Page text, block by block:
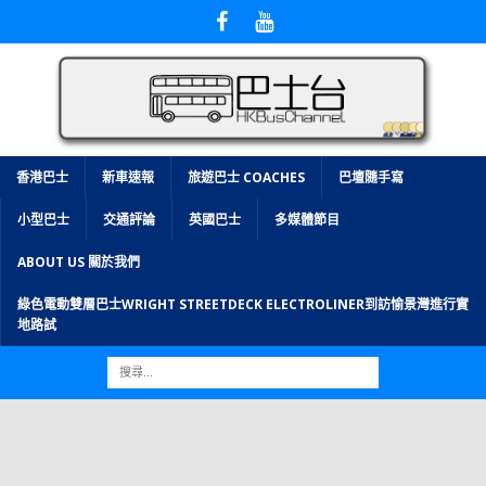
香港巴士 新車速報 旅遊巴士 COACHES 巴壇隨手寫
小型巴士 交通評論 英國巴士 多媒體節目
ABOUT US 關於我們
綠色電動雙層巴士WRIGHT STREETDECK ELECTROLINER到訪愉景灣進行實
地路試